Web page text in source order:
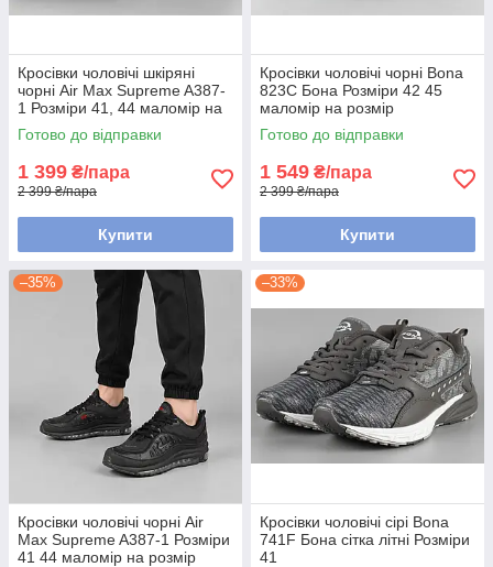
Кросівки чоловічі шкіряні
чорні Air Max Supreme A387-
1 Розміри 41, 44 маломір на
розмір
Готово до відправки
1 399 ₴/пара
2 399 ₴/пара
Купити
Кросівки чоловічі чорні Bona
823С Бона Розміри 42 45
маломір на розмір
Готово до відправки
1 549 ₴/пара
2 399 ₴/пара
Купити
–35%
Кросівки чоловічі чорні Air
Max Supreme A387-1 Розміри
41 44 маломір на розмір
–33%
Кросівки чоловічі сірі Bona
741F Бона сітка літні Розміри
41